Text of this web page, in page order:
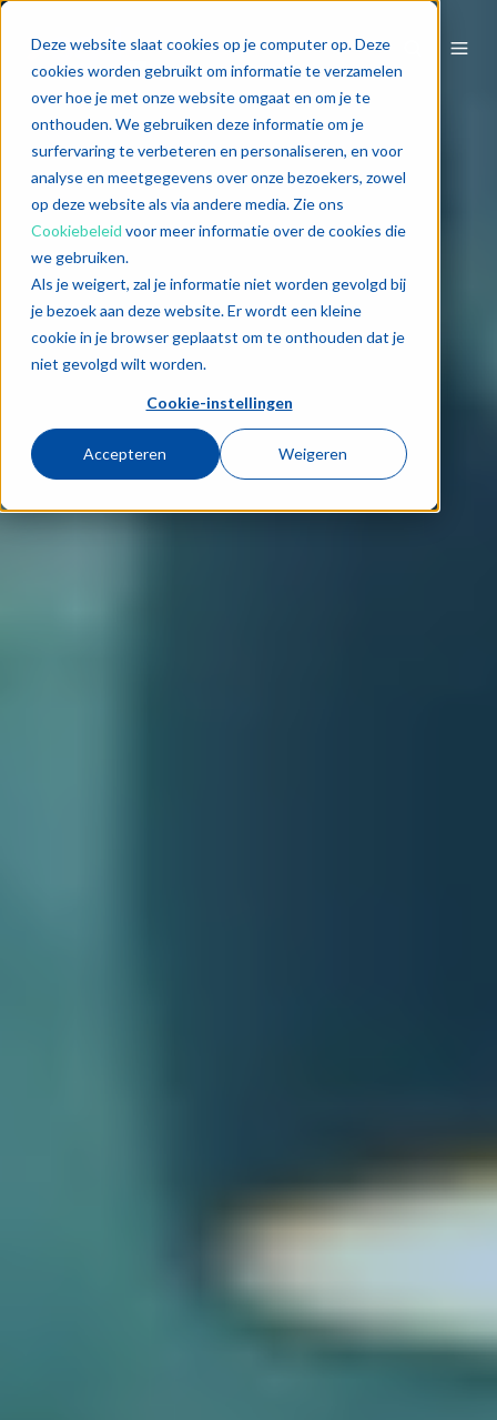
Deze website slaat cookies op je computer op. Deze
cookies worden gebruikt om informatie te verzamelen
over hoe je met onze website omgaat en om je te
onthouden. We gebruiken deze informatie om je
surfervaring te verbeteren en personaliseren, en voor
analyse en meetgegevens over onze bezoekers, zowel
op deze website als via andere media. Zie ons
Cookiebeleid voor meer informatie over de cookies die
we gebruiken.
Als je weigert, zal je informatie niet worden gevolgd bij
je bezoek aan deze website. Er wordt een kleine
cookie in je browser geplaatst om te onthouden dat je
niet gevolgd wilt worden.
Cookie-instellingen
Accepteren Weigeren